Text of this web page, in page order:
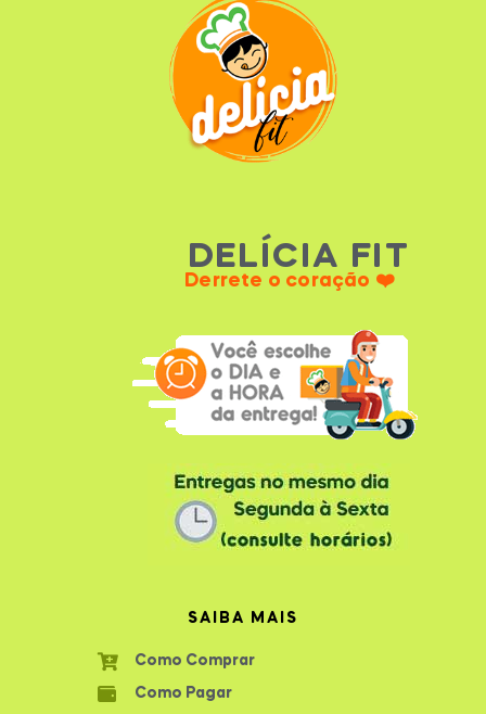
DELÍCIA FIT
Derrete o coração ❤️
SAIBA MAIS
Como Comprar
Como Pagar